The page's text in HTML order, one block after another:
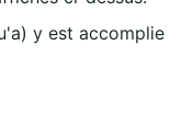
y est accomplie